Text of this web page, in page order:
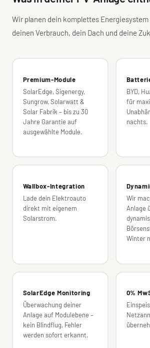
Wir planen dein komplettes
deinen Verbrauch, dein Dach und deine
Premium-Module
SolarEdge, Sigenergy,
Sungrow, Solarwatt &
Solar Fabrik – bis zu 30
Jahre Garantie auf
ausgewählte Module.
BYD,
für
nachts.
Wallbox-Integration
Lade dein Elektroauto
direkt mit eigenem
Solarstrom.
Wir
Anlage
Winter
SolarEdge Monitoring
Überwachung deiner
Anlage auf Modulebene –
kein Blindflug, Fehler
werden sofort erkannt.
0%